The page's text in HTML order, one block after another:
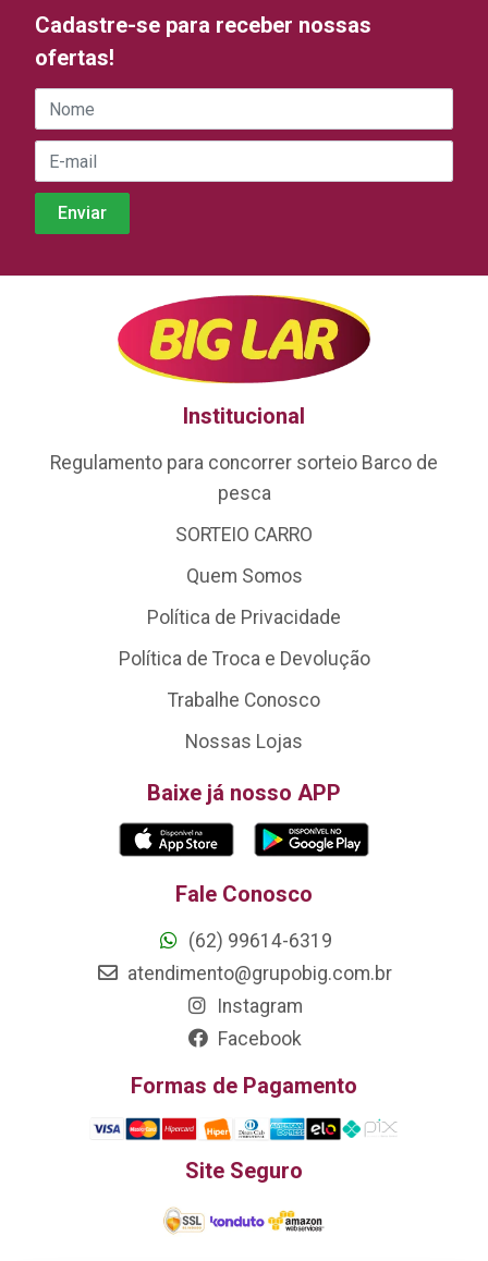
Cadastre-se para receber nossas
ofertas!
Institucional
Regulamento para concorrer sorteio Barco de
pesca
SORTEIO CARRO
Quem Somos
Política de Privacidade
Política de Troca e Devolução
Trabalhe Conosco
Nossas Lojas
Baixe já nosso APP
Fale Conosco
(62) 99614-6319
atendimento@grupobig.com.br
Instagram
Facebook
Formas de Pagamento
Site Seguro